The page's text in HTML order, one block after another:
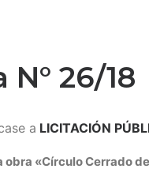
26/18
a LICITACIÓN
«Círculo Cerrado